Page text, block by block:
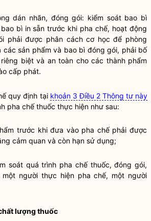
dán nhãn, đóng gói: kiểm soát bao bì
bì in sẵn trước khi pha chế, hoạt động
phải được phân cách cơ học để phòng
các sản phẩm và bao bì đóng gói, phải bố
biệt và an toàn cho các thành phẩm
cấp phát.
quy định tại khoản 3 Điều 2 Thông tư này
pha chế thuốc thực hiện như sau:
trước khi đưa vào pha chế phải được
cảm quan và còn hạn sử dụng;
soát quá trình pha chế thuốc, đóng gói,
người thực hiện pha chế, một người
lượng thuốc